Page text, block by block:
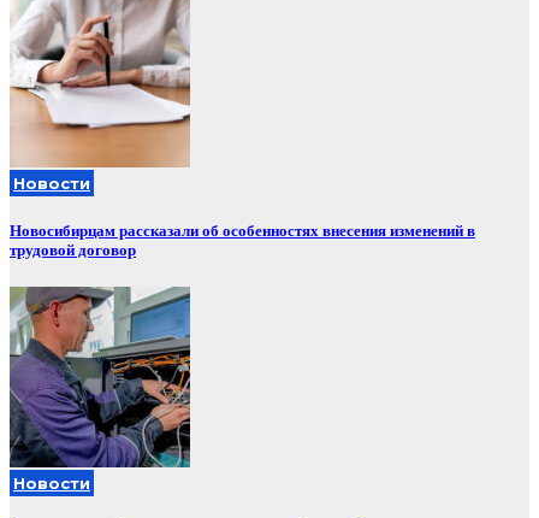
Новости
Новосибирцам рассказали об особенностях внесения изменений в
трудовой договор
Новости